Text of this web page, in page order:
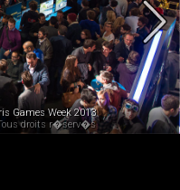
Games Week 2013
droits r�serv�s